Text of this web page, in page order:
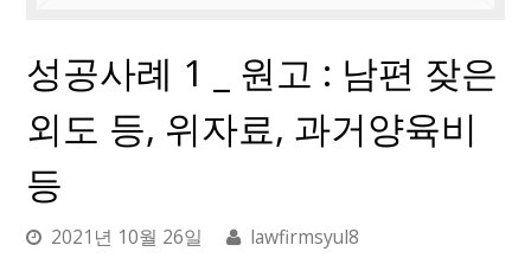
성공사례 1 _ 원고 : 남편 잦은
외도 등, 위자료, 과거양육비
등
2021년 10월 26일
lawfirmsyul8